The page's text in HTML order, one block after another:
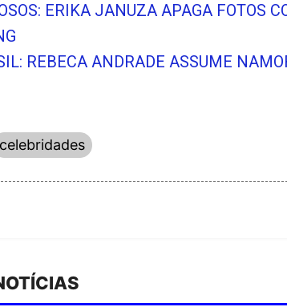
ERIKA JANUZA APAGA FOTOS
REBECA ANDRADE ASSUME
celebridades